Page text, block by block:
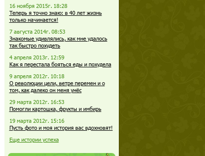
16 ноября 2015г. 18:28
Теперь я точно знаю: в 40 лет жизнь
только начинается!
7 августа 2014г. 08:53
Знакомые удивлялись, как мне удалось
так быстро похудеть
4 апреля 2013г. 12:59
Как я перестала бояться еды и похудела
9 апреля 2012г. 10:18
О революции цели, ветре перемен и о
том, как далеко он меня унёс
29 марта 2012г. 16:53
Помогли картошка, фрукты и имбирь
19 марта 2012г. 15:16
Пусть фото и моя история вас вдохновят!
Еще истории успеха